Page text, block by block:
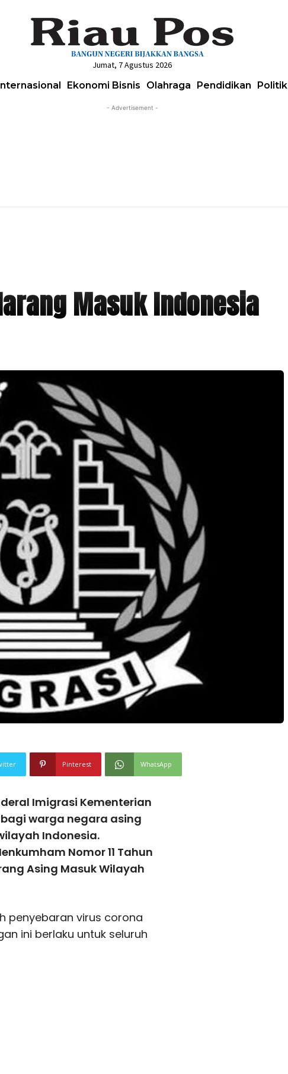
Jumat, 7 Agustus 2026
Ekonomi Bisnis Olahraga Pendidikan Politik
- Advertisement -
Masuk Indonesia
Pinterest WhatsApp
Imigrasi Kementerian
warga negara asing
Indonesia.
Nomor 11 Tahun
Asing Masuk Wilayah
penyebaran virus corona
ini berlaku untuk seluruh